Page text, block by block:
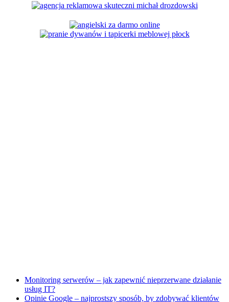
Monitoring serwerów – jak zapewnić nieprzerwane działanie
usług IT?
Opinie Google – najprostszy sposób, by zdobywać klientów